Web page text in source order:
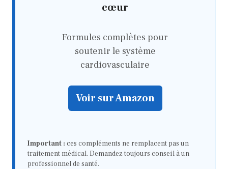
cœur
Formules complètes pour
soutenir le système
cardiovasculaire
Voir sur Amazon
Important : ces compléments ne remplacent pas un
traitement médical. Demandez toujours conseil à un
professionnel de santé.